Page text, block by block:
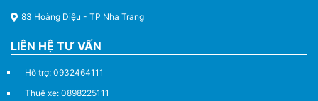
83 Hoàng Diệu - TP Nha Trang
LIÊN HỆ TƯ VẤN
Hỗ trợ: 0932464111
Thuê xe: 0898225111